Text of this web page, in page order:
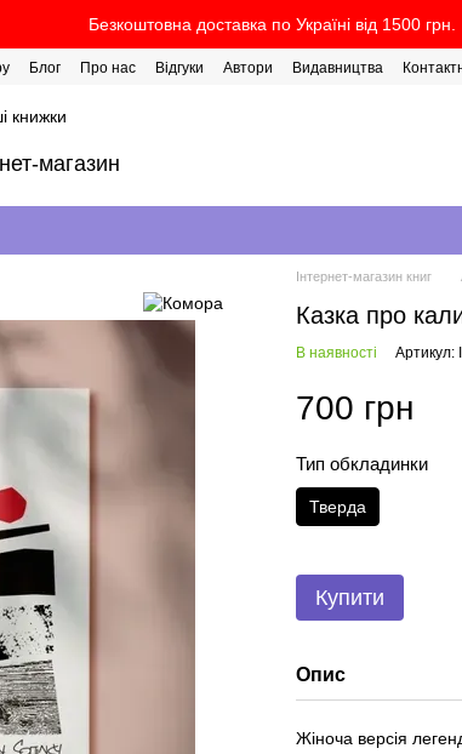
Безкоштовна доставка по Україні від 1500 грн.
Блог Про нас Відгуки Автори Видавництва
книжки
магазин
Інтернет-магазин книг
Казка про
В наявності Артикул:
700 грн
Тип обкладинки
Тверда
Купити
Опис
Жіноча версія